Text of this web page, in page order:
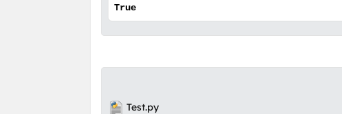
True
Test.py